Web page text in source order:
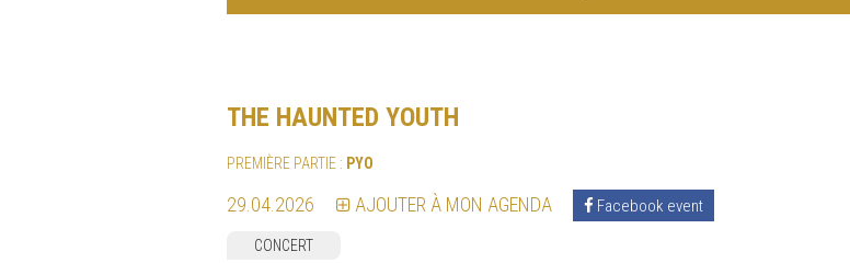
THE HAUNTED YOUTH
PREMIÈRE PARTIE : PYO
29.04.2026 AJOUTER À MON AGENDA Facebook event
CONCERT